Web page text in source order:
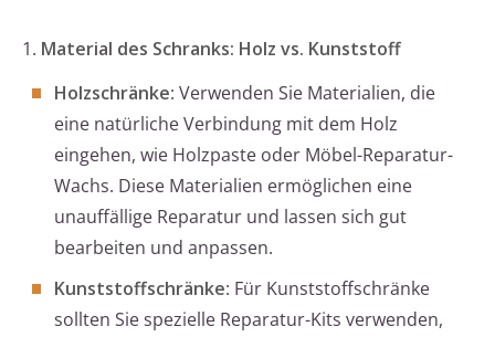
1. Material des Schranks: Holz vs. Kunststoff
Holzschränke: Verwenden Sie Materialien, die
eine natürliche Verbindung mit dem Holz
eingehen, wie Holzpaste oder Möbel-Reparatur-
Wachs. Diese Materialien ermöglichen eine
unauffällige Reparatur und lassen sich gut
bearbeiten und anpassen.
Kunststoffschränke: Für Kunststoffschränke
sollten Sie spezielle Reparatur-Kits verwenden,